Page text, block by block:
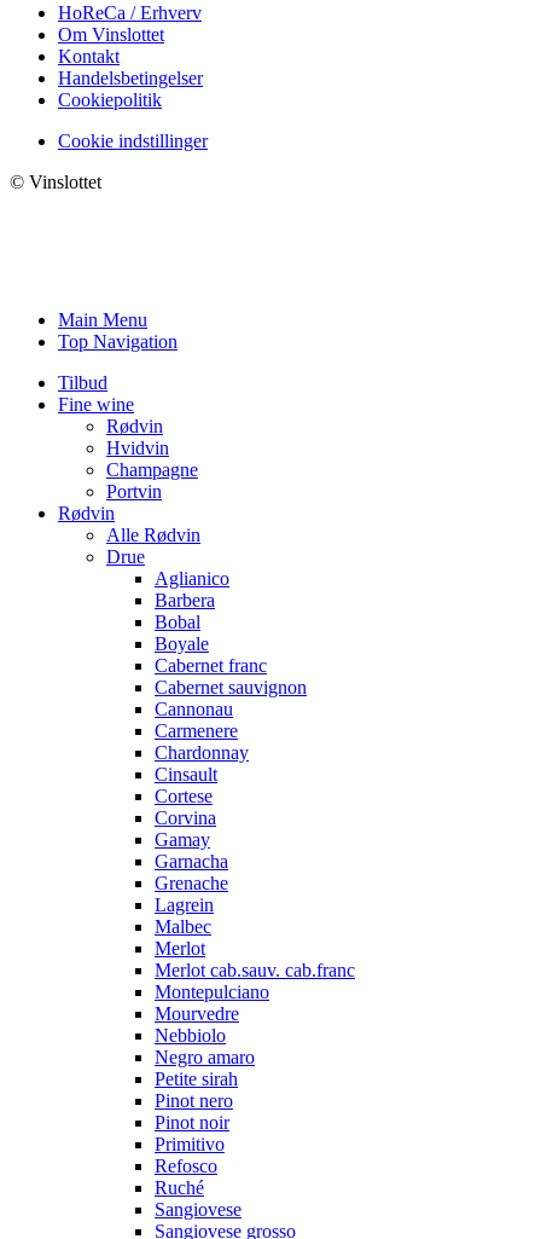
HoReCa / Erhverv
Om Vinslottet
Kontakt
Handelsbetingelser
Cookiepolitik
Cookie indstillinger
© Vinslottet
Main Menu
Top Navigation
Tilbud
Fine wine
Rødvin
Hvidvin
Champagne
Portvin
Rødvin
Alle Rødvin
Drue
Aglianico
Barbera
Bobal
Boyale
Cabernet franc
Cabernet sauvignon
Cannonau
Carmenere
Chardonnay
Cinsault
Cortese
Corvina
Gamay
Garnacha
Grenache
Lagrein
Malbec
Merlot
Merlot cab.sauv. cab.franc
Montepulciano
Mourvedre
Nebbiolo
Negro amaro
Petite sirah
Pinot nero
Pinot noir
Primitivo
Refosco
Ruché
Sangiovese
Sangiovese grosso